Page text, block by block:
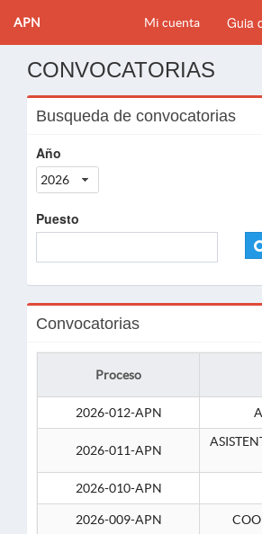
APN Mi cuenta Guia
CONVOCATORIAS
Busqueda de convocatorias
Año
2026
Puesto
Convocatorias
Proceso
2026-012-APN
2026-011-APN
2026-010-APN
2026-009-APN